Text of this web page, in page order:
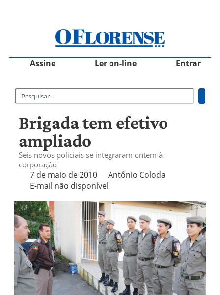
Assine Ler on-line Entrar
Brigada tem efetivo
ampliado
Seis novos policiais se integraram ontem à
corporação
7 de maio de 2010
Antônio Coloda
E-mail não disponível